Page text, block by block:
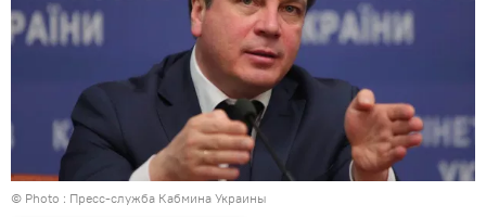
© Photo : Пресс-служба Кабмина Украины